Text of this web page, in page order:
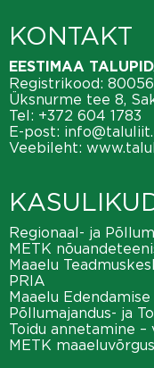
KONTAKT
EESTIMAA
Registrikood:
Üksnurme tee 8,
Tel: +372 604 1783
E-post:
Veebileht:
Regionaal- ja
METK
Maaelu
PRIA
Maaelu
Põllumajandus- ja
Toidu annetamine
METK